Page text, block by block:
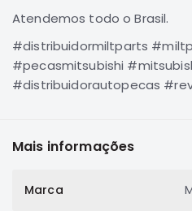
ROVER
TUCSON
RANGER
Atendemos todo o Brasil.
#distribuidormiltparts
#pecasmitsubishi
#distribuidorautopecas
Mais informações
Marca